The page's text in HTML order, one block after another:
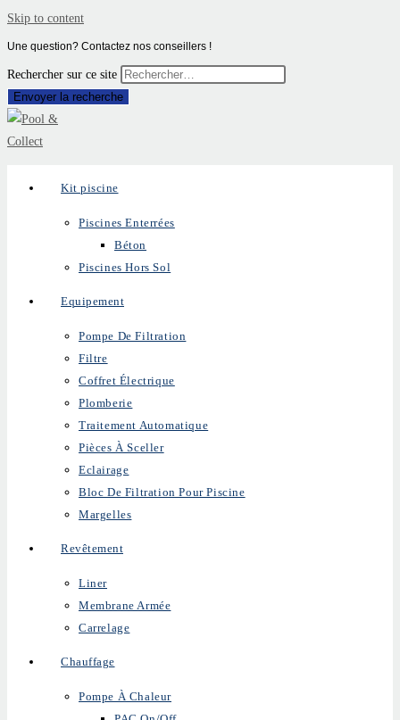
Skip to content
Une question? Contactez nos conseillers !
Rechercher sur ce site
Envoyer la recherche
Kit piscine
Piscines Enterrées
Béton
Piscines Hors Sol
Equipement
Pompe De Filtration
Filtre
Coffret Électrique
Plomberie
Traitement Automatique
Pièces À Sceller
Eclairage
Bloc De Filtration Pour Piscine
Margelles
Revêtement
Liner
Membrane Armée
Carrelage
Chauffage
Pompe À Chaleur